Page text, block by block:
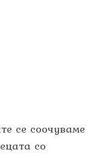
се соочуваме
со